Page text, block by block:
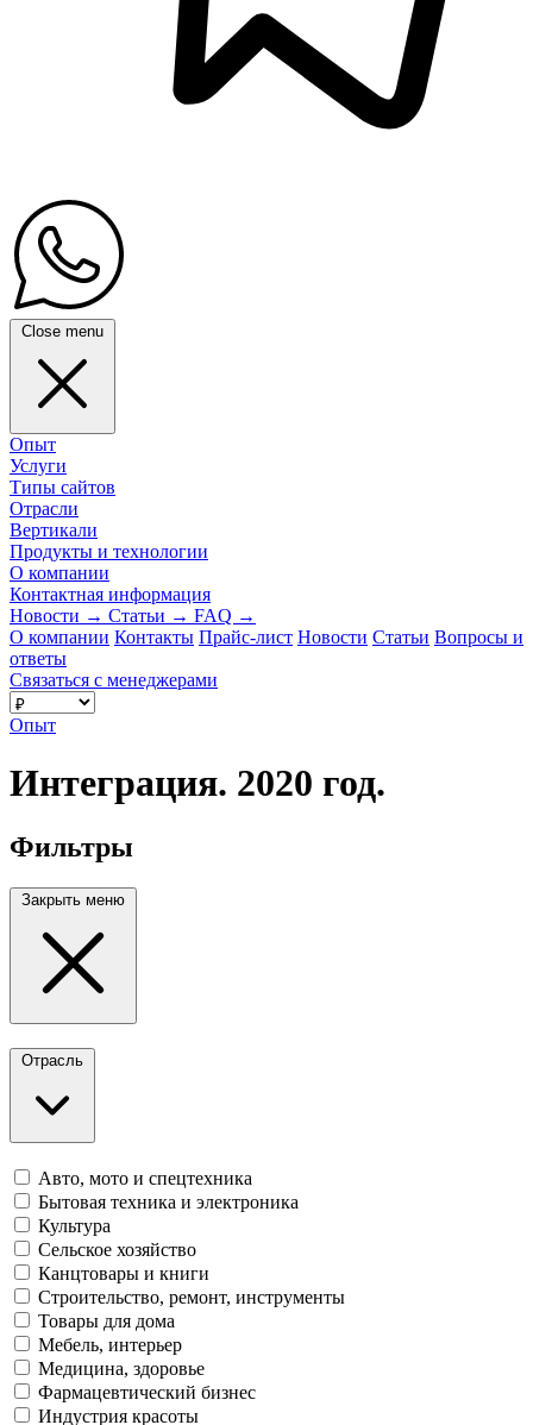
Close menu
Опыт
Услуги
Типы сайтов
Отрасли
Вертикали
Продукты и технологии
О компании
Контактная информация
Новости → Статьи → FAQ →
О компании Контакты Прайс-лист Новости Статьи Вопросы и
ответы
Связаться с менеджерами
Опыт
Интеграция. 2020 год.
Фильтры
Закрыть меню
Отрасль
Авто, мото и спецтехника
Бытовая техника и электроника
Культура
Сельское хозяйство
Канцтовары и книги
Строительство, ремонт, инструменты
Товары для дома
Мебель, интерьер
Медицина, здоровье
Фармацевтический бизнес
Индустрия красоты